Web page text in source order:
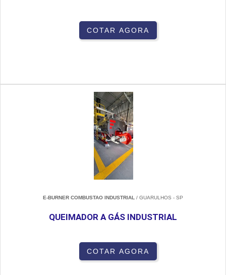
COTAR AGORA
E-BURNER COMBUSTAO INDUSTRIAL / GUARULHOS - SP
QUEIMADOR A GÁS INDUSTRIAL
COTAR AGORA